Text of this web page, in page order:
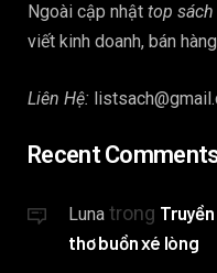
Ngoài cập nhật top
viết kinh doanh, bán
Liên Hệ:
Recent
Luna trong
thơ buồn xé lòng